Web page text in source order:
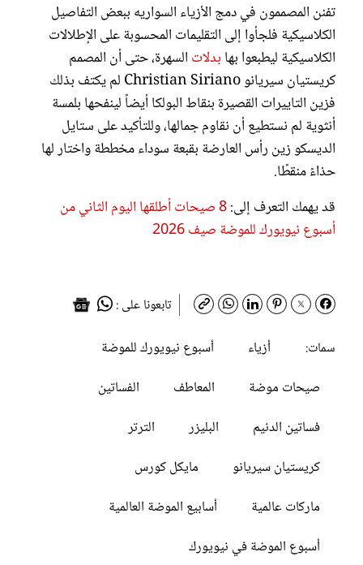
تفنن المصممون في دمج الأزياء السواريه ببعض التفاصيل
الكلاسيكية فلجأوا إلى التقليمات المحسوبة على الإطلالات
الكلاسيكية ليطبعوا بها بدلات السهرة، حتى أن المصمم
كريستيان سيريانو Christian Siriano لم يكتف بذلك
فزين التاييرات القصيرة بنقاط البولكا أيضاً لينفحها بلمسة
أنثوية لم نستطيع أن نقاوم جمالها، وللتأكيد على ستايل
الديسكو زين رأس العارضة بقبعة سوداء مخططة واختار لها
حذاءً منقطًا.
قد يهمك التعرف إلى:
8 صيحات أطلقها اليوم الثاني من
أسبوع نيويورك للموضة صيف 2026
تابعونا على :
سمات:
أزياء
أسبوع نيويورك للموضة
صيحات موضة
المعاطف
الفساتين
فساتين الدنيم
البليزر
الترتر
كريستيان سيريانو
مايكل كورس
ماركات عالمية
أسابيع الموضة العالمية
أسبوع الموضة في نيويورك